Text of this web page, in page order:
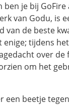
je bij
van Godu, is
van de beste
tijdens
over
om het
een beetje